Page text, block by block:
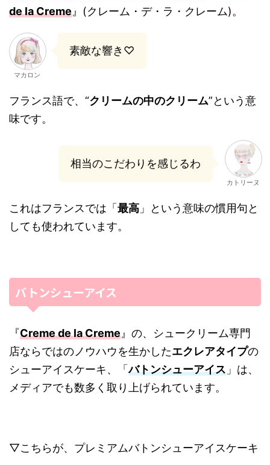
de la Creme 』(クレーム・デ・ラ・クレーム)。
マカロン
素敵な響き♡
フランス語で、“クリームの中のクリーム”という意
味です。
相当のこだわりを感じるわ
カトリーヌ
これはフランスでは「 最高 」という意味の慣用句と
しても使われています。
バトンシューアイス
『Creme de la Creme 』の、シュークリーム専門
店ならではのノウハウを生かしたエクレアタイプの
シューアイスケーキ、「バトンシューアイス 」は、
メディアでも数多く取り上げられています。
▽こちらが、プレミアムバトンシューアイスケーキ